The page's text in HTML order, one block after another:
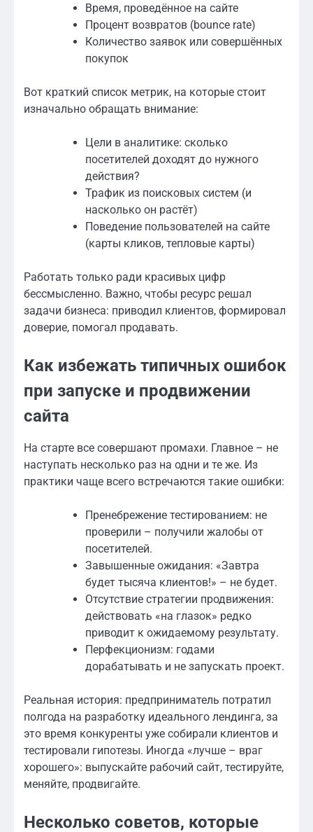
Время, проведённое на сайте
Процент возвратов (bounce rate)
Количество заявок или совершённых
покупок
Вот краткий список метрик, на которые стоит
изначально обращать внимание:
Цели в аналитике: сколько
посетителей доходят до нужного
действия?
Трафик из поисковых систем (и
насколько он растёт)
Поведение пользователей на сайте
(карты кликов, тепловые карты)
Работать только ради красивых цифр
бессмысленно. Важно, чтобы ресурс решал
задачи бизнеса: приводил клиентов, формировал
доверие, помогал продавать.
Как избежать типичных ошибок
при запуске и продвижении
сайта
На старте все совершают промахи. Главное – не
наступать несколько раз на одни и те же. Из
практики чаще всего встречаются такие ошибки:
Пренебрежение тестированием: не
проверили – получили жалобы от
посетителей.
Завышенные ожидания: «Завтра
будет тысяча клиентов!» – не будет.
Отсутствие стратегии продвижения:
действовать «на глазок» редко
приводит к ожидаемому результату.
Перфекционизм: годами
дорабатывать и не запускать проект.
Реальная история: предприниматель потратил
полгода на разработку идеального лендинга, за
это время конкуренты уже собирали клиентов и
тестировали гипотезы. Иногда «лучше – враг
хорошего»: выпускайте рабочий сайт, тестируйте,
меняйте, продвигайте.
Несколько советов, которые